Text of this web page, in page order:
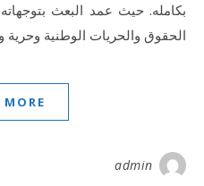
بكامله. حيث عمد البعث
الحقوق والحريات الوطنية
MORE
admin